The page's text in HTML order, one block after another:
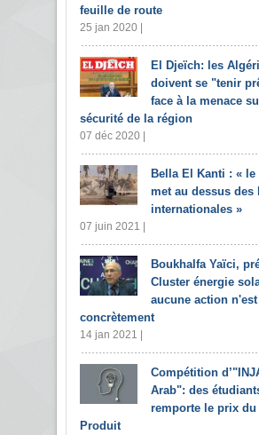
feuille de route
25 jan 2020 |
El Djeïch: les
doivent se "tenir
face à la menace
sécurité de la région
07 déc 2020 |
Bella El Kanti : « le
met au dessus des
internationales »
07 juin 2021 |
Boukhalfa Yaïci,
Cluster énergie
aucune action n'est
concrètement
14 jan 2021 |
Compétition
Arab": des
remporte le prix
Produit